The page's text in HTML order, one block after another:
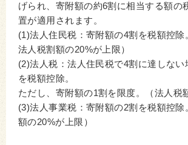
げられ、寄附額の約6割に相当する額の
置が適用されます。
(1)法人住民税：寄附額の4割を税額控除
法人税割額の20%が上限）
(2)法人税：法人住民税で4割に達しない
を税額控除。
ただし、寄附額の1割を限度。（法人税
(3)法人事業税：寄附額の2割を税額控除
額の20%が上限）